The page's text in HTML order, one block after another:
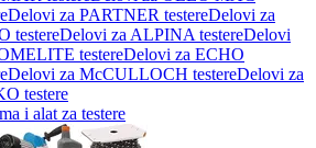
Delovi za PARTNER testereDelovi za
testereDelovi za ALPINA testereDelovi
testereDelovi za ECHO
Delovi za McCULLOCH testereDelovi za
testere
i alat za testere